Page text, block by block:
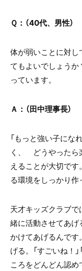
Ｑ：（40代、男性）
体が弱いことに対し
てもよいでしょう
っています。
Ａ：（田中理事長）
「もっと強い子にな
く、 どうやったら
えることが大切で
る環境をしっかり作
天才キッズクラブ
緒に活動させてあ
かけてあげるんで
げる。「すごいね！
ころをどんどん認め